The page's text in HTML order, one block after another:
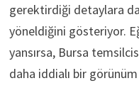
gerektirdiği detaylara
yöneldiğini gösteriyor.
yansırsa, Bursa
daha iddialı bir